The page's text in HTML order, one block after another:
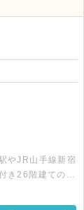
やJR山手線新宿
き26階建ての建
スがありま